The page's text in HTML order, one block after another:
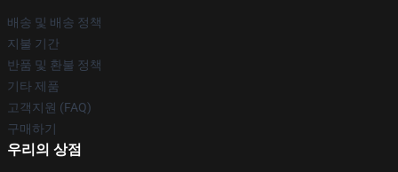
배송 및 배송 정책
지불 기간
반품 및 환불 정책
기타 제품
고객지원 (FAQ)
구매하기
우리의 상점